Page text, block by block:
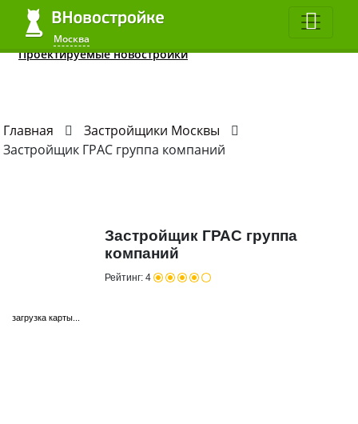
Москва
Москва
Квартиры до 2 млн.
Проектируемые новостройки
Главная
Застройщики Москвы
Застройщик ГРАС группа компаний
Застройщик ГРАС группа
компаний
Рейтинг: 4
загрузка карты...